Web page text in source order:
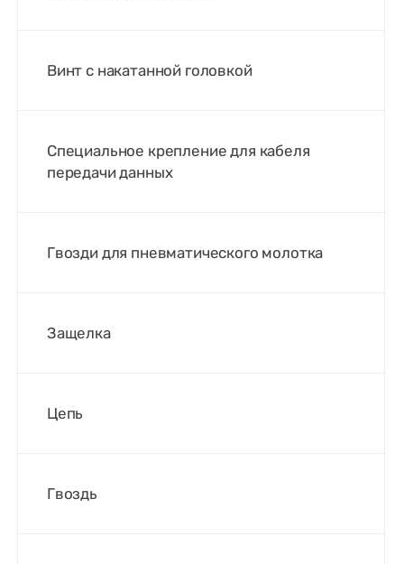
Винт с накатанной головкой
Специальное крепление для кабеля
передачи данных
Гвозди для пневматического молотка
Защелка
Цепь
Гвоздь